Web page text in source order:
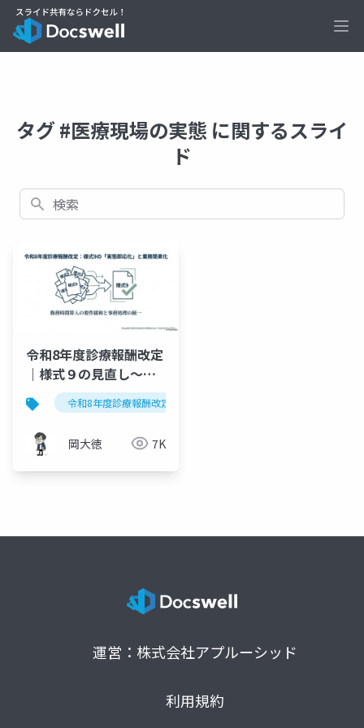
タグ #医療現場の実態 に関するスライ
ド
検索
令和8年度診療報酬改定
｜様式９の見直し～勤
務時間算入の要件追加
と小数点処理の統一～
令和8年度診療報酬改定
岡大徳 7K
運営：株式会社アプルーシッド
利用規約